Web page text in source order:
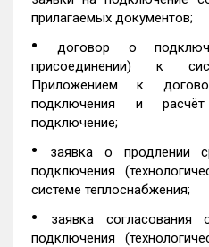
прилагаемых документов;
•
договор о
присоединении) к
Приложением к
подключения и
подключение;
•
заявка о продлении
подключения
системе теплоснабжения;
•
заявка согласования
подключения